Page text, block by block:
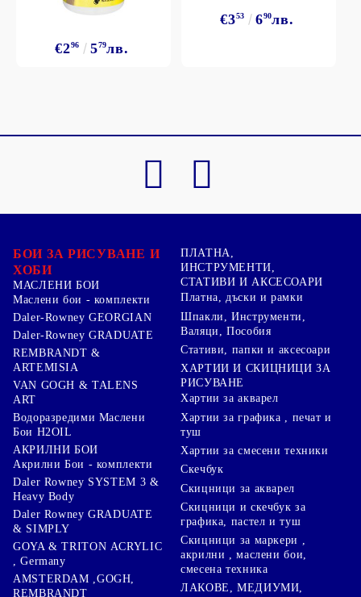
€296 579лв.
€353 690лв.
БОИ ЗА РИСУВАНЕ И
ХОБИ
МАСЛЕНИ БОИ
Маслени бои - комплекти
Daler-Rowney GEORGIAN
Daler-Rowney GRADUATE
REMBRANDT &
ARTEMISIA
VAN GOGH & TALENS
ART
Водоразредими Маслени
Бои H2OIL
АКРИЛНИ БОИ
Акрилни Бои - комплекти
Daler Rowney SYSTEM 3 &
Heavy Body
Daler Rowney GRADUATE
& SIMPLY
GOYA & TRITON АCRYLIC
, Germany
AMSTERDAM ,GOGH,
REMBRANDT
ПЛАТНА,
ИНСТРУМЕНТИ,
СТАТИВИ И АКСЕСОАРИ
Платна, дъски и рамки
Шпакли, Инструменти,
Валяци, Пособия
Стативи, папки и аксесоари
ХАРТИИ И СКИЦНИЦИ ЗА
РИСУВАНЕ
Хартии за акварел
Хартии за графика , печат и
туш
Хартии за смесени техники
Скечбук
Скицници за акварел
Скицници и скечбук за
графика, пастел и туш
Скицници за маркери ,
акрилни , маслени бои,
смесена техника
ЛАКОВЕ, МЕДИУМИ,